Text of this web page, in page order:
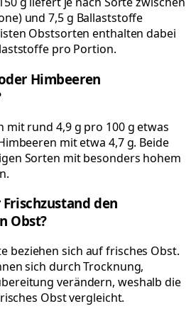
und 7,5 g Ballaststoffe
Obstsorten enthalten dabei
pro Portion.
Himbeeren
mit rund 4,9 g pro 100 g etwas
mit etwa 4,7 g. Beide
Sorten mit besonders hohem
den
Obst?
beziehen sich auf frisches Obst.
sich durch Trocknung,
verändern, weshalb die
Obst vergleicht.